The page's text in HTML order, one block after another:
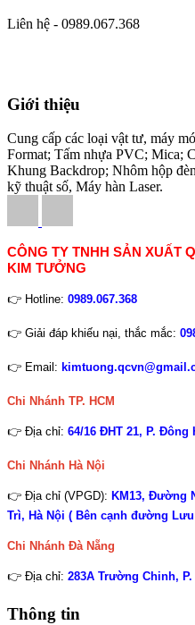
Liên hệ - 0989.067.368
Giới thiệu
Cung cấp các loại vật tư, máy
Format; Tấm nhựa PVC; Mica;
Khung Backdrop; Nhôm hộp
kỹ thuật số, Máy hàn Laser.
CÔNG TY TNHH SẢN XUẤT
KIM TƯỞNG
👉 Hotline: 0989.067.368
👉 Giải đáp khiếu nại, thắc mắc:
👉 Email:
Chi Nhánh TP. HCM
👉 Địa chỉ: 64/16 ĐHT 21, P. Đông
Chi Nhánh Hà Nội
👉 Địa chỉ (VPGD): KM13, Đường
Trì, Hà Nội ( Bên cạnh đường
Chi Nhánh Đà Nẵng
👉 Địa chỉ: 283A Trường Chinh,
Thông tin